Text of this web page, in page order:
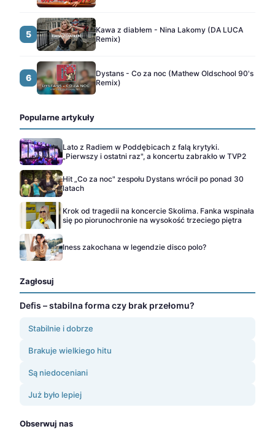
5
Kawa z diabłem - Nina Lakomy (DA LUCA
Remix)
6
Dystans - Co za noc (Mathew Oldschool 90's
Remix)
Popularne artykuły
Lato z Radiem w Poddębicach z falą krytyki.
„Pierwszy i ostatni raz", a koncertu zabrakło w TVP2
Hit „Co za noc" zespołu Dystans wrócił po ponad 30
latach
Krok od tragedii na koncercie Skolima. Fanka wspinała
się po piorunochronie na wysokość trzeciego piętra
Iness zakochana w legendzie disco polo?
Zagłosuj
Defis – stabilna forma czy brak przełomu?
Stabilnie i dobrze
Brakuje wielkiego hitu
Są niedoceniani
Już było lepiej
Obserwuj nas